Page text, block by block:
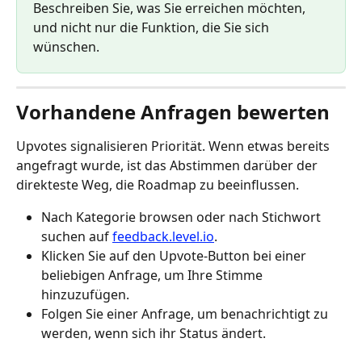
Beschreiben Sie, was Sie erreichen möchten,
und nicht nur die Funktion, die Sie sich
wünschen.
Vorhandene Anfragen bewerten
Upvotes signalisieren Priorität. Wenn etwas bereits
angefragt wurde, ist das Abstimmen darüber der
direkteste Weg, die Roadmap zu beeinflussen.
Nach Kategorie browsen oder nach Stichwort
suchen auf feedback.level.io.
Klicken Sie auf den Upvote-Button bei einer
beliebigen Anfrage, um Ihre Stimme
hinzuzufügen.
Folgen Sie einer Anfrage, um benachrichtigt zu
werden, wenn sich ihr Status ändert.